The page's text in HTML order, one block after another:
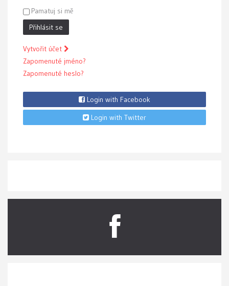
Pamatuj si mě
Přihlásit se
Vytvořit účet
Zapomenuté jméno?
Zapomenuté heslo?
Login with Facebook
Login with Twitter